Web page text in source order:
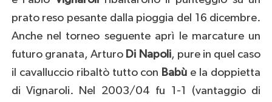
prato reso pesante dalla pioggia del 16 dicembre.
Anche nel torneo seguente aprì le marcature un
futuro granata, Arturo Di Napoli, pure in quel caso
il cavalluccio ribaltò tutto con Babù e la doppietta
di Vignaroli. Nel 2003/04 fu 1-1 (vantaggio di